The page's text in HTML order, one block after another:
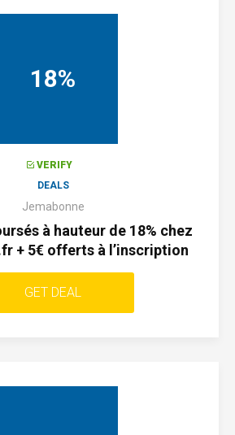
18%
VERIFY
DEALS
Jemabonne
à hauteur de 18% chez
+ 5€ offerts à l’inscription
GET DEAL